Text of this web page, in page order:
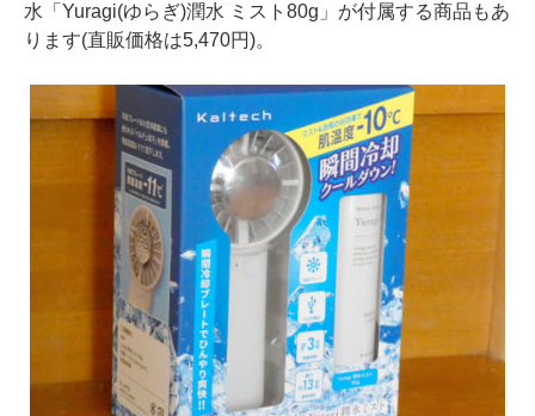
水「Yuragi(ゆらぎ)潤水 ミスト80g」が付属する商品もあ
ります(直販価格は5,470円)。